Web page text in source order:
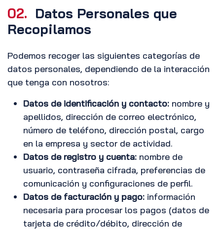
02. Datos Personales que
Recopilamos
Podemos recoger las siguientes categorías de
datos personales, dependiendo de la interacción
que tenga con nosotros:
Datos de identificación y contacto: nombre y
apellidos, dirección de correo electrónico,
número de teléfono, dirección postal, cargo
en la empresa y sector de actividad.
Datos de registro y cuenta: nombre de
usuario, contraseña cifrada, preferencias de
comunicación y configuraciones de perfil.
Datos de facturación y pago: información
necesaria para procesar los pagos (datos de
tarjeta de crédito/débito, dirección de